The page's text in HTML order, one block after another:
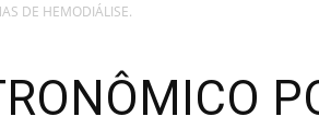
DE HEMODIÁLISE.